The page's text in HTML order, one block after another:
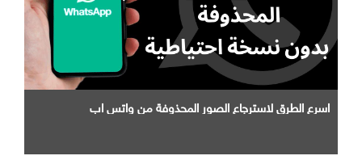
اسرع الطرق لاسترجاع الصور المحذوفة من واتس اب